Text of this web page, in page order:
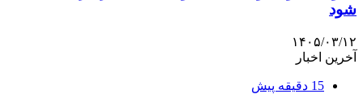
شود
۱۴۰۵/۰۳/۱۲
آخرین اخبار
15 دقیقه پیش